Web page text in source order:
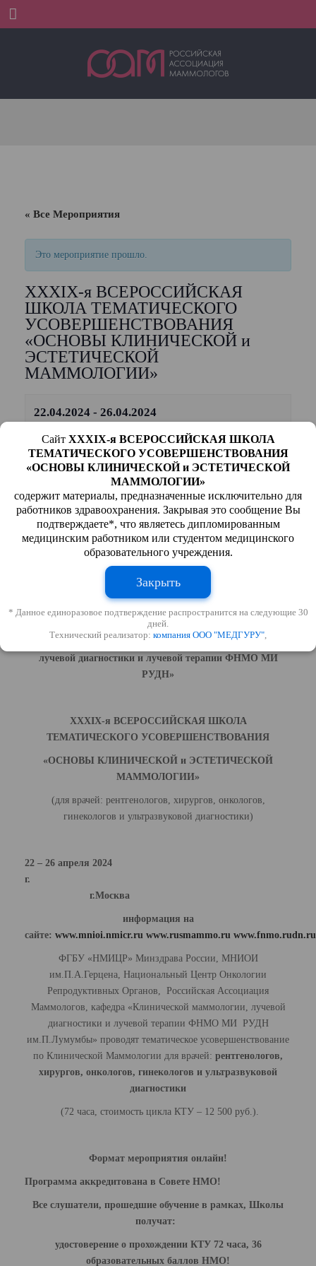
Menu
« Все Мероприятия
Это мероприятие прошло.
XXXIX-я ВСЕРОССИЙСКАЯ
ШКОЛА ТЕМАТИЧЕСКОГО
УСОВЕРШЕНСТВОВАНИЯ
«ОСНОВЫ КЛИНИЧЕСКОЙ и
ЭСТЕТИЧЕСКОЙ
МАММОЛОГИИ»
22.04.2024 - 26.04.2024
МИНИСТЕРСТВО ЗДРАВООХРАНЕНИЯ РОССИЙСКОЙ
ФЕДЕРАЦИИ
ФГБУ «Национальный медицинский исследовательский
центр радиологии» МЗ РФ
филиал МНИОИ им.П.А. Герцена
«Национальный Центр Онкологии Репродуктивных
Органов»
(маммология, гинекология, андрология)
РОССИЙСКАЯ АССОЦИАЦИЯ МАММОЛОГОВ,
Кафедра «Клинической маммологии,
лучевой диагностики и лучевой терапии ФНМО МИ
РУДН»
XXXIX-я ВСЕРОССИЙСКАЯ ШКОЛА
ТЕМАТИЧЕСКОГО УСОВЕРШЕНСТВОВАНИЯ
«ОСНОВЫ КЛИНИЧЕСКОЙ и ЭСТЕТИЧЕСКОЙ
МАММОЛОГИИ»
(для врачей: рентгенологов, хирургов, онкологов,
гинекологов и ультразвуковой диагностики)
22 – 26 апреля 2024
г.Москва
информация на
сайте: www.mnioi.nmicr.ru www.rusmammo.ru www.fnmo.rudn.ru
ФГБУ «НМИЦР» Минздрава России, МНИОИ
им.П.А.Герцена, Национальный Центр Онкологии
Репродуктивных Органов, Российская Ассоциация
Маммологов, кафедра «Клинической маммологии, лучевой
диагностики и лучевой терапии ФНМО МИ РУДН
им.П.Лумумбы» проводят тематическое усовершенствование
по Клинической Маммологии для врачей: рентгенологов,
хирургов, онкологов, гинекологов и ультразвуковой
диагностики
(72 часа, стоимость цикла КТУ – 12 500 руб.).
Формат мероприятия онлайн!
Программа аккредитована в Совете НМО!
Все слушатели, прошедшие обучение в рамках, Школы
получат:
удостоверение о прохождении КТУ 72 часа, 36
образовательных баллов НМО!
Сайт XXXIX-я ВСЕРОССИЙСКАЯ ШКОЛА
ТЕМАТИЧЕСКОГО УСОВЕРШЕНСТВОВАНИЯ
«ОСНОВЫ КЛИНИЧЕСКОЙ и ЭСТЕТИЧЕСКОЙ
МАММОЛОГИИ»
содержит материалы, предназначенные исключительно для
работников здравоохранения. Закрывая это сообщение Вы
подтверждаете*, что являетесь дипломированным
медицинским работником или студентом медицинского
образовательного учреждения.
Закрыть
* Данное единоразовое подтверждение распространится на следующие 30
дней.
Технический реализатор: компания ООО "МЕДГУРУ",